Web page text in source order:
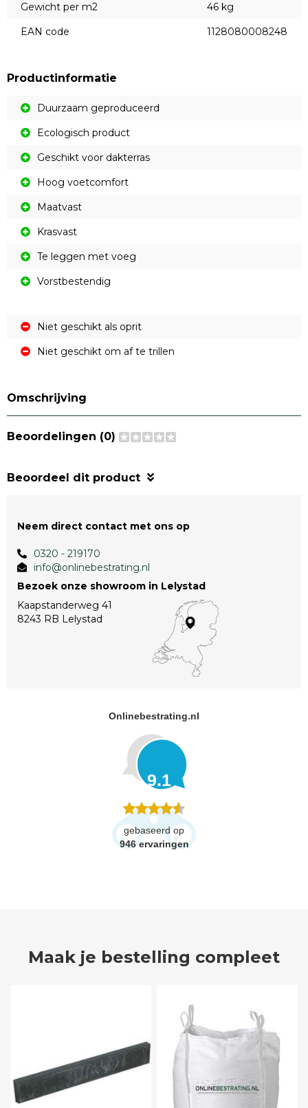
Gewicht per m2
46 kg
EAN code
1128080008248
Productinformatie
Duurzaam geproduceerd
Ecologisch product
Geschikt voor dakterras
Hoog voetcomfort
Maatvast
Krasvast
Te leggen met voeg
Vorstbestendig
Niet geschikt als oprit
Niet geschikt om af te trillen
Omschrijving
Beoordelingen (0)
Beoordeel dit product
Neem direct contact met ons op
0320 - 219170
info@onlinebestrating.nl
Bezoek onze showroom in Lelystad
Kaapstanderweg 41
8243 RB Lelystad
Onlinebestrating.nl
9.1
gebaseerd op
946 ervaringen
Maak je bestelling compleet